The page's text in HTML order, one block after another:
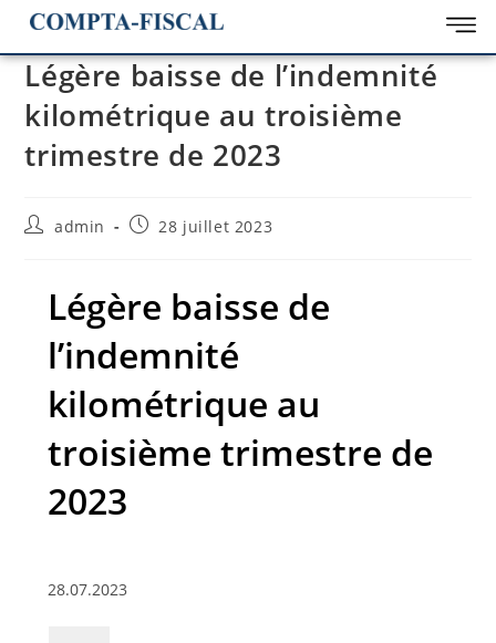
Légère baisse de l’indemnité
kilométrique au troisième
trimestre de 2023
admin 28 juillet 2023
Légère baisse de
l’indemnité
kilométrique au
troisième trimestre de
2023
28.07.2023